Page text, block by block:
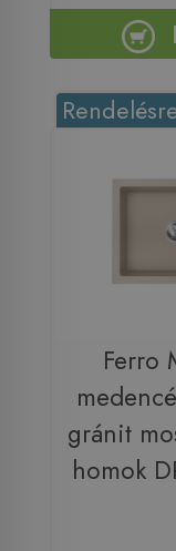
Ferro
gránit
homok